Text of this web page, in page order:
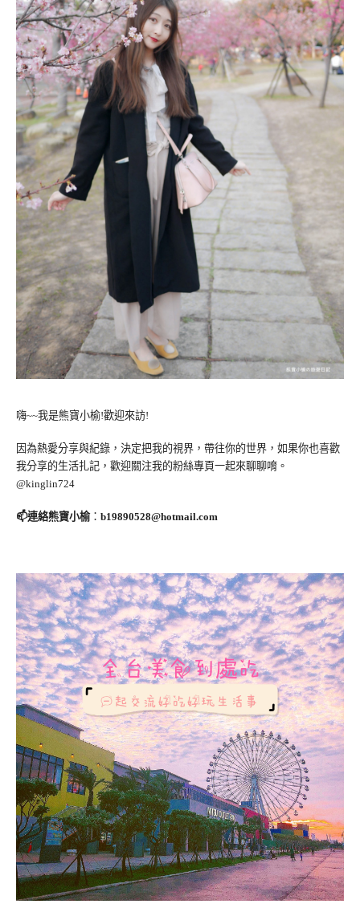
嗨~~我是熊寶小榆!歡迎來訪!
因為熱愛分享與紀錄，決定把我的視界，帶往你的世界，如果你也喜歡
我分享的生活扎記，歡迎關注我的粉絲專頁一起來聊聊唷。
@kinglin724
📫連絡熊寶小榆： b19890528@hotmail.com